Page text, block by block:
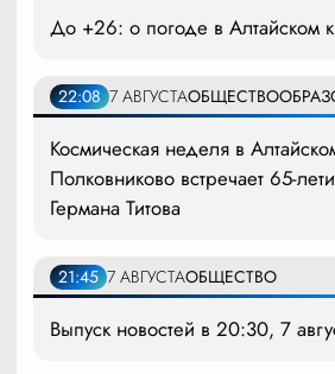
До +26: о погоде в Алтайском
22:08 7 АВГУСТАОБЩЕСТВО
Космическая неделя в
Полковниково встречает 65-
Германа Титова
21:45 7 АВГУСТАОБЩЕСТВО
Выпуск новостей в 20:30, 7